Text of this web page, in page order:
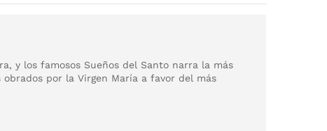
y los famosos Sueños del Santo narra la más
por la Virgen María a favor del más